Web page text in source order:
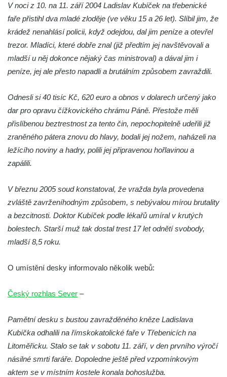
Pamětní deska Giacoma Casanovy de
Seingalt na zámeckém nádvoří v Duchcově
Pamětní deska Ferdinanda Břetislava
Čechách
Pamětní deska Josefa Jaroslava Kaliny na
domě čp. 109 v Kalinově ulici v Novém
Boru
Pamětní deska Václava Františka
Pamětní deska Josefa Mühlbergera na
křižovatce Školní a Horské ulice v Trutnově
Landhaus v ulici Pod Doubravkou v
Pamětní deska Ludwiga van Beethovena
Teplicích
Pamětní deska na ekologické demonstrace
na kašně na Benešově náměstí v Teplicích
Pamětní deska Urnového háje hřbitova
V noci z 10. na 11. září 2004 Ladislav Kubíček na třebenické
faře přistihl dva mladé zloděje (ve věku 15 a 26 let). Slíbil jim, že
krádež nenahlásí policii, když odejdou, dal jim peníze a otevřel
trezor. Mladíci, které dobře znal (již předtím jej navštěvovali a
mladší u něj dokonce nějaký čas ministroval) a dával jim i
peníze, jej ale přesto napadli a brutálním způsobem zavraždili.
Odnesli si 40 tisíc Kč, 620 euro a obnos v dolarech určený jako
dar pro opravu čížkovického chrámu Páně. Přestože měli
přislíbenou beztrestnost za tento čin, nepochopitelně udeřili již
zraněného pátera znovu do hlavy, bodali jej nožem, naházeli na
ležícího noviny a hadry, polili jej připravenou hořlavinou a
zapálili.
V březnu 2005 soud konstatoval, že vražda byla provedena
zvláště zavrženíhodným způsobem, s nebývalou mírou brutality
a bezcitnosti. Doktor Kubíček podle lékařů umíral v krutých
bolestech. Starší muž tak dostal trest 17 let odnětí svobody,
mladší 8,5 roku.
O umístění desky informovalo několik webů:
Český rozhlas Sever –
Pamětní desku s bustou zavražděného kněze Ladislava
Kubíčka odhalili na římskokatolické faře v Třebenicích na
Litoměřicku. Stalo se tak v sobotu 11. září, v den prvního výročí
násilné smrti faráře. Dopoledne ještě před vzpomínkovým
aktem se v místním kostele konala bohoslužba.